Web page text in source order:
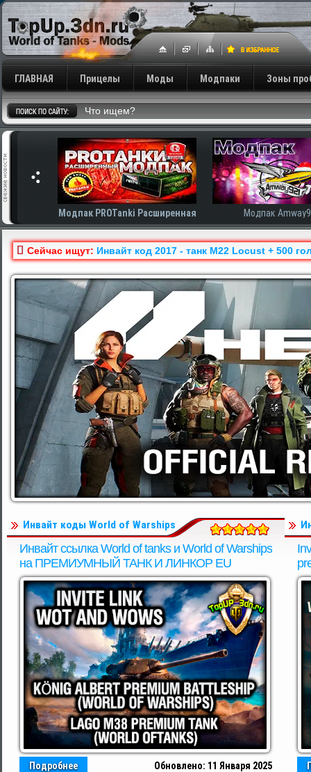
ГЛАВНАЯ Прицелы Моды Модпаки Зоны
Модпак Amway921 Модпак
Сейчас ищут: Инвайт код 2017 - танк M22 Locust + 500
Инвайт коды World of Warships
Инвайт ссылка World of tanks и World of Warships
на ПРЕМИУМНЫЙ ТАНК И ЛИНКОР EU
Обновлено: 11 Января 2025
Подробнее